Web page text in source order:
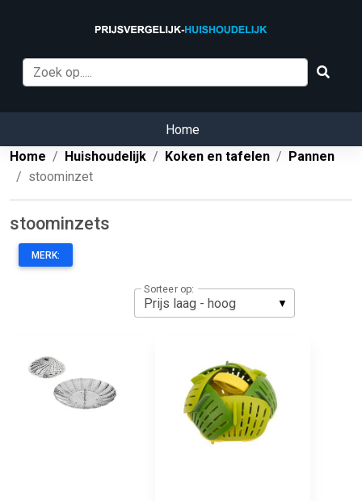
Home
Home
Huishoudelijk Koken en tafelen
Pannen
stoominzet
stoominzets
MERK:
Sorteer op: